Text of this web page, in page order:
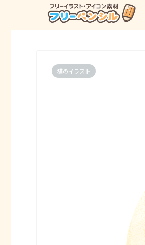
猫のイラスト